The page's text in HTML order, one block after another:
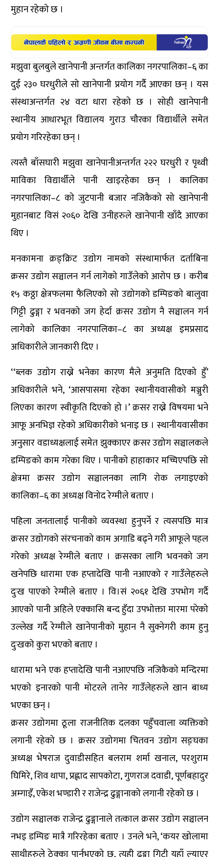
मुहान रहेको छ ।
मझुवा बुलबुले खानेपानी अन्तर्गत कालिका नगरपालिका–६ का
दुई २३० घरधुरीले सो खानेपानी प्रयोग गर्दै आएका छन् । यस
संस्थाअन्तर्गत २४ वटा धारा रहेको छ । सोही खानेपानी
स्थानीय आधारभूत विद्यालय गुराउ चौरका विद्यार्थीले समेत
प्रयोग गरिरहेका छन् ।
त्यस्तै बाँसघारी मझुवा खानेपानीअन्तर्गत २२२ घरधुरी र पृथ्वी
माविका विद्यार्थीले पानी खाइरहेका छन् । कालिका
नगरपालिका–८ को जुटपानी बजार नजिकैको सो खानेपानी
मुहानबाट विसं २०६० देखि उनीहरुले खानेपानी खाँदै आएका
थिए ।
मनकामना क्रङ्क्रिट उद्योग नामको संस्थामार्फत दर्ताबिना
क्रसर उद्योग सञ्चालन गर्न लागेको गाउँलेको आरोप छ । करीब
१५ कठ्ठा क्षेत्रफलमा फैलिएको सो उद्योगको डम्पिङको बालुवा
गिट्टी ढुङ्गा र भवनको जग हेर्दा क्रसर उद्योग नै सञ्चालन गर्न
लागेको कालिका नगरपालिका–८ का अध्यक्ष इमप्रसाद
अधिकारीले जानकारी दिए ।
‘‘ब्लक उद्योग राख्ने भनेका कारण मैले अनुमति दिएको हुँ’
अधिकारीले भने, ‘आसपासमा रहेका स्थानीयवासीको मञ्जुरी
लिएका कारण स्वीकृति दिएको हो ।’ क्रसर राख्ने विषयमा भने
आफू अनभिज्ञ रहेको अधिकारीको भनाइ छ । स्थानीयवासीका
अनुसार वडाध्यक्षलाई समेत झुक्काएर क्रसर उद्योग सञ्चालकले
डम्पिङको काम गरेका थिए । पानीको हाहाकार मच्चिएपछि सो
क्षेत्रमा क्रसर उद्योग सञ्चालनका लागि रोक लगाइएको
कालिका–६ का अध्यक्ष विनोद रेग्मीले बताए ।
पहिला जनतालाई पानीको व्यवस्था हुनुपर्ने र त्यसपछि मात्र
क्रसर उद्योगको संरचनाको काम अगाडि बढ्ने गरी आफूले पहल
गरेको अध्यक्ष रेग्मीले बताए । क्रसरका लागि भवनको जग
खनेपछि धारामा एक हप्तादेखि पानी नआएको र गाउँलेहरुले
दुःख पाएको रेग्मीले बताए । वि।सं २०६१ देखि उपभोग गर्दै
आएको पानी अहिले एक्कासि बन्द हुँदा उपभोक्ता मारमा परेको
उल्लेख गर्दै रेग्मीले खानेपानीको मुहान नै सुक्नेगरी काम हुनु
दुःखको कुरा भएको बताए ।
धारामा भने एक हप्तादेखि पानी नआएपछि नजिकैको मन्दिरमा
भएको इनारको पानी मोटरले तानेर गाउँलेहरुले खान बाध्य
भएका छन् ।
क्रसर उद्योगमा ठूला राजनीतिक दलका पहुँचवाला व्यक्तिको
लगानी रहेको छ । क्रसर उद्योगमा चितवन उद्योग सङ्घका
अध्यक्ष भेषराज दुवाडीसहित बलराम शर्मा खनाल, परशुराम
घिमिरे, शिव थापा, प्रह्लाद सापकोटा, गुणराज दवाडी, पूर्णबहादुर
अम्गाइँ, एकेश भण्डारी र राजेन्द्र ढुङ्गानाको लगानी रहेको छ ।
उद्योग सञ्चालक राजेन्द्र ढुङ्गानाले तत्काल क्रसर उद्योग सञ्चालन
नभइ डम्पिङ मात्रै गरिरहेका बताए । उनले भने, ‘कयर खोलामा